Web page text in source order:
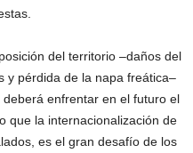
del territorio –daños del
y pérdida de la napa freática–
enfrentar en el futuro el
que la internacionalización de
es el gran desafío de los